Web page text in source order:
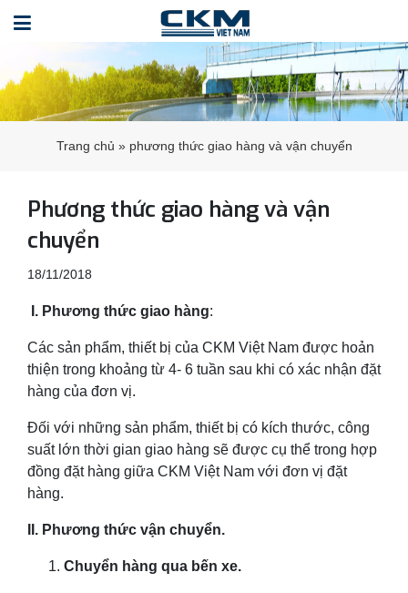
Trang chủ » phương thức giao hàng và vận chuyển
Phương thức giao hàng và vận
chuyển
18/11/2018
I. Phương thức giao hàng:
Các sản phẩm, thiết bị của CKM Việt Nam được hoản
thiện trong khoảng từ 4- 6 tuần sau khi có xác nhận đặt
hàng của đơn vị.
Đối với những sản phẩm, thiết bị có kích thước, công
suất lớn thời gian giao hàng sẽ được cụ thể trong hợp
đồng đặt hàng giữa CKM Việt Nam với đơn vị đặt
hàng.
II. Phương thức vận chuyển.
Chuyển hàng qua bến xe.